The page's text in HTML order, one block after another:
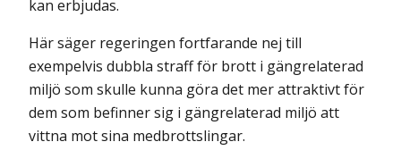
kan erbjudas.
Här säger regeringen fortfarande nej till
exempelvis dubbla straff för brott i gängrelaterad
miljö som skulle kunna göra det mer attraktivt för
dem som befinner sig i gängrelaterad miljö att
vittna mot sina medbrottslingar.